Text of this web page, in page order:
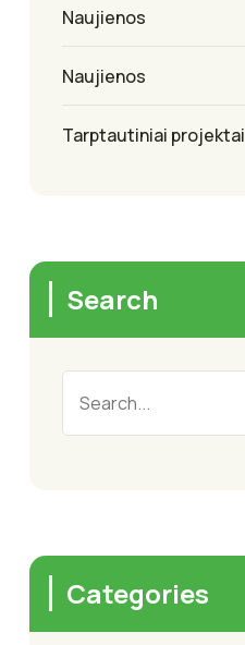
Naujienos
Naujienos
Tarptautiniai projektai
Search
Categories